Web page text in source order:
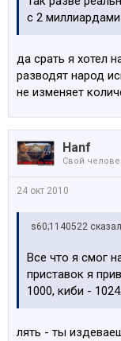
с 2
да срать я хотел
разводят народ
не изменяет
Hanf
Свой
24 окт 2010
s60;1140522
Все что я смог
приставок я
1000, киби - 1024.
лять - ты